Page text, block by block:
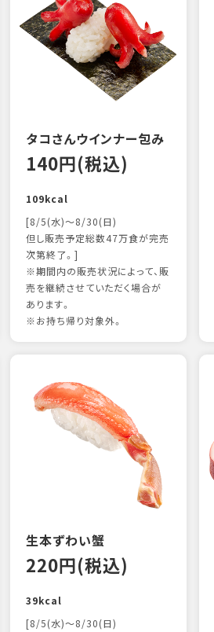
タコさんウインナー包み
140円(税込)
109kcal
[8/5(水)～8/30(日)
但し販売予定総数47万食が完売
次第終了。]
※期間内の販売状況によって、販
売を継続させていただく場合が
あります。
※お持ち帰り対象外。
生本ずわい蟹
220円(税込)
39kcal
[8/5(水)～8/30(日)